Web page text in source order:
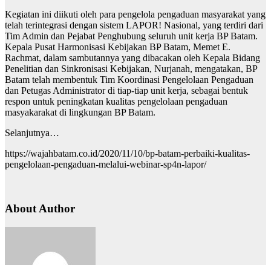
Kegiatan ini diikuti oleh para pengelola pengaduan masyarakat yang
telah terintegrasi dengan sistem LAPOR! Nasional, yang terdiri dari
Tim Admin dan Pejabat Penghubung seluruh unit kerja BP Batam.
Kepala Pusat Harmonisasi Kebijakan BP Batam, Memet E.
Rachmat, dalam sambutannya yang dibacakan oleh Kepala Bidang
Penelitian dan Sinkronisasi Kebijakan, Nurjanah, mengatakan, BP
Batam telah membentuk Tim Koordinasi Pengelolaan Pengaduan
dan Petugas Administrator di tiap-tiap unit kerja, sebagai bentuk
respon untuk peningkatan kualitas pengelolaan pengaduan
masyakarakat di lingkungan BP Batam.
Selanjutnya…
https://wajahbatam.co.id/2020/11/10/bp-batam-perbaiki-kualitas-
pengelolaan-pengaduan-melalui-webinar-sp4n-lapor/
About Author